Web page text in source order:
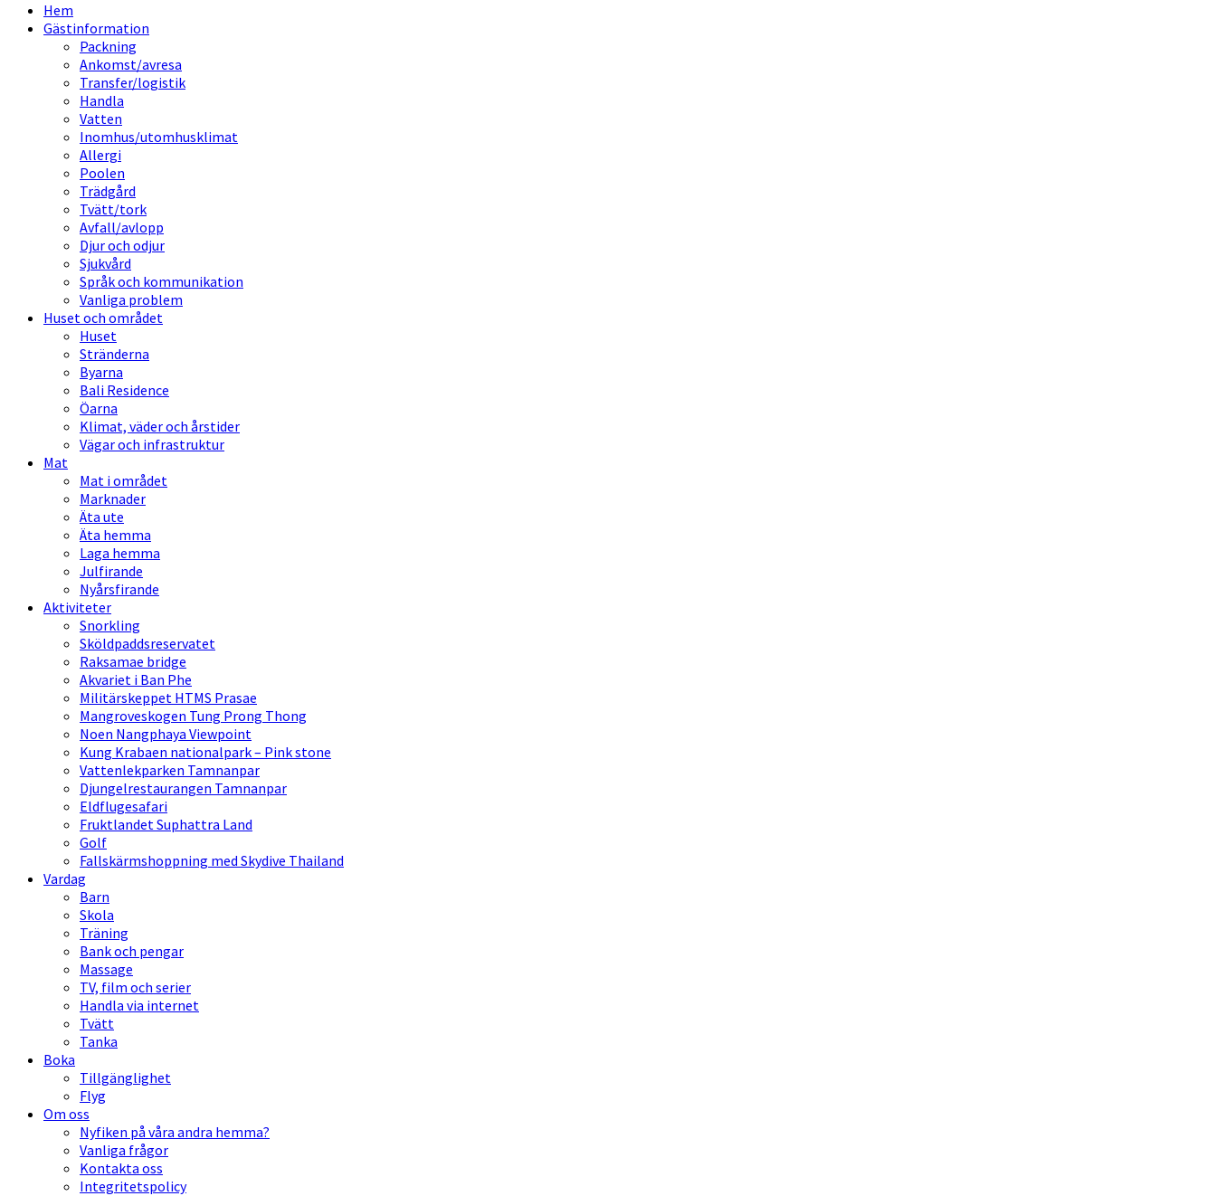
Hem
Gästinformation
Packning
Ankomst/avresa
Transfer/logistik
Handla
Vatten
Inomhus/utomhusklimat
Allergi
Poolen
Trädgård
Tvätt/tork
Avfall/avlopp
Djur och odjur
Sjukvård
Språk och kommunikation
Vanliga problem
Huset och området
Huset
Stränderna
Byarna
Bali Residence
Öarna
Klimat, väder och årstider
Vägar och infrastruktur
Mat
Mat i området
Marknader
Äta ute
Äta hemma
Laga hemma
Julfirande
Nyårsfirande
Aktiviteter
Snorkling
Sköldpaddsreservatet
Raksamae bridge
Akvariet i Ban Phe
Militärskeppet HTMS Prasae
Mangroveskogen Tung Prong Thong
Noen Nangphaya Viewpoint
Kung Krabaen nationalpark – Pink stone
Vattenlekparken Tamnanpar
Djungelrestaurangen Tamnanpar
Eldflugesafari
Fruktlandet Suphattra Land
Golf
Fallskärmshoppning med Skydive Thailand
Vardag
Barn
Skola
Träning
Bank och pengar
Massage
TV, film och serier
Handla via internet
Tvätt
Tanka
Boka
Tillgänglighet
Flyg
Om oss
Nyfiken på våra andra hemma?
Vanliga frågor
Kontakta oss
Integritetspolicy